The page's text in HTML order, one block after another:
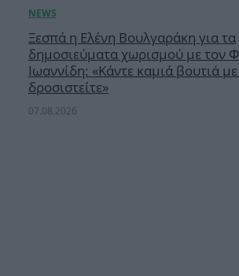
Ξεσπά η Ελένη Βουλγαράκη για τα
δημοσιεύματα χωρισμού με τον
Ιωαννίδη: «Κάντε καμιά βουτιά
δροσιστείτε»
07.08.2026